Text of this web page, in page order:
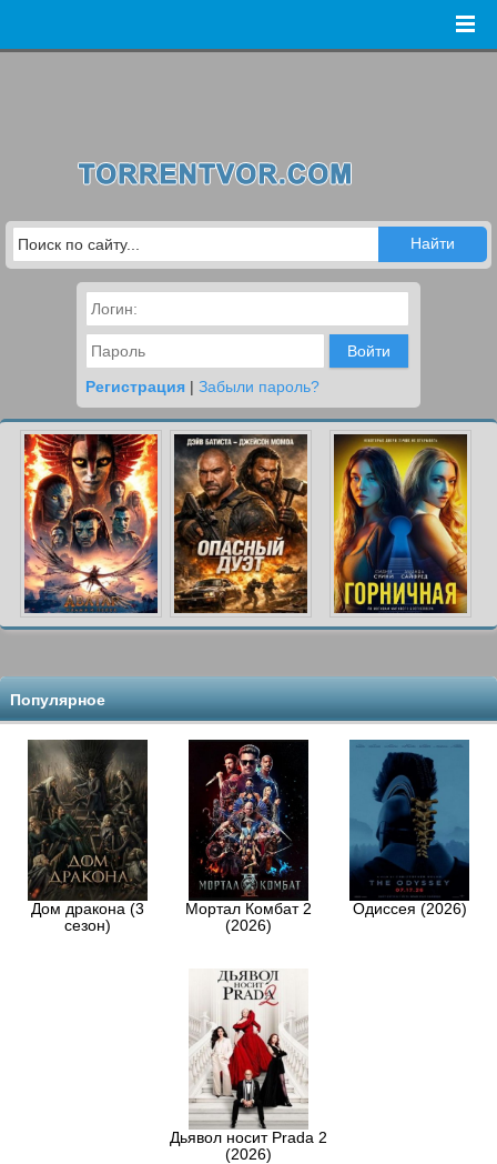
Войти
Регистрация | Забыли пароль?
Популярное
Дом дракона (3
сезон)
Мортал Комбат 2
(2026)
Одиссея (2026)
Дьявол носит Prada 2
(2026)